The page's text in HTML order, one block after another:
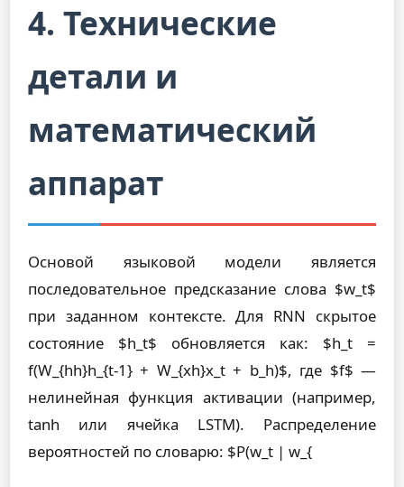
4. Технические
детали и
математический
аппарат
Основой языковой модели является
последовательное предсказание слова $w_t$
при заданном контексте. Для RNN скрытое
состояние $h_t$ обновляется как: $h_t =
f(W_{hh}h_{t-1} + W_{xh}x_t + b_h)$, где $f$ —
нелинейная функция активации (например,
tanh или ячейка LSTM). Распределение
вероятностей по словарю: $P(w_t | w_{